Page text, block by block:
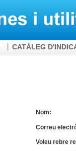
CATÀLEG
Nom:
Correu
Voleu rebre